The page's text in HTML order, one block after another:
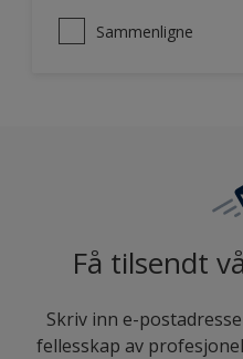
Sammenligne
Få tilsendt
Skriv inn e-
fellesskap av